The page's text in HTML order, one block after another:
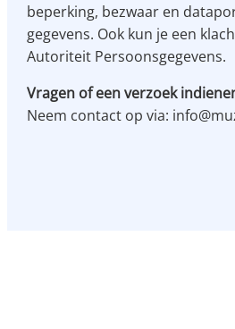
beperking, bezwaar en
gegevens. Ook kun je een
Autoriteit Persoonsgegevens.
Vragen of een verzoek
Neem contact op via: